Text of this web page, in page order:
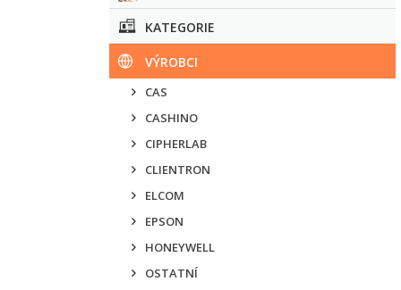
KATEGORIE
VÝROBCI
CAS
CASHINO
CIPHERLAB
CLIENTRON
ELCOM
EPSON
HONEYWELL
OSTATNÍ